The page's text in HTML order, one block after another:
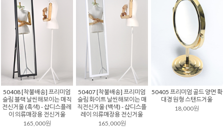
50408 [착불배송] 프리미엄
슬림 블랙 날씬해보이는 매직
전신거울 (흑색) - 샵디스플레
이 의류매장용 전신거울
165,000원
50407 [착불배송] 프리미엄
슬림 화이트 날씬해보이는 매
직전신거울 (백색) - 샵디스플
레이 의류매장용 전신거울
165,000원
50405 프리미엄 골드 양면 확
대경 원형 스탠드거울
18,000원